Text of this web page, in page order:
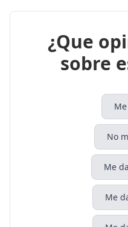
¿Que
sobre
No
Me
Me